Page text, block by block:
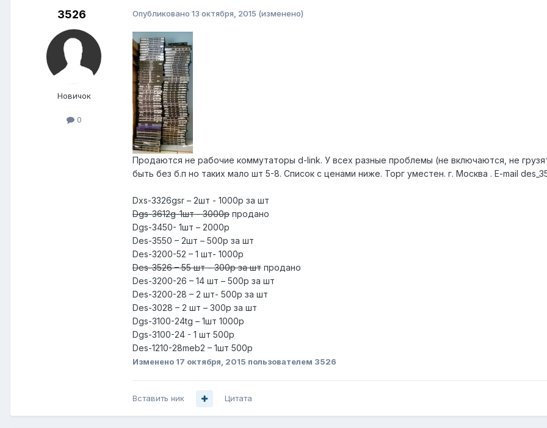
3526
Новичок
0
Опубликовано 13 октября, 2015 (изменено)
Продаются не рабочие коммутаторы d-link. У всех разные проблемы (не включаются, не
быть без б.п но таких мало шт 5-8. Список с ценами ниже. Торг уместен. г. Москва . E-mail
Dxs-3326gsr – 2шт - 1000р за шт
Dgs-3612g-1шт - 3000р продано
Dgs-3450- 1шт – 2000р
Des-3550 – 2шт – 500р за шт
Des-3200-52 – 1 шт- 1000р
Des-3526 – 55 шт – 300р за шт продано
Des-3200-26 – 14 шт – 500р за шт
Des-3200-28 – 2 шт- 500р за шт
Des-3028 – 2 шт – 300р за шт
Dgs-3100-24tg – 1шт 1000р
Dgs-3100-24 - 1 шт 500р
Des-1210-28meb2 – 1шт 500р
Изменено 17 октября, 2015 пользователем 3526
Вставить ник Цитата